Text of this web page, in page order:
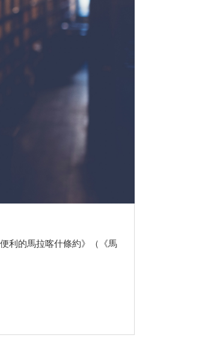
利的馬拉喀什條約》（《馬